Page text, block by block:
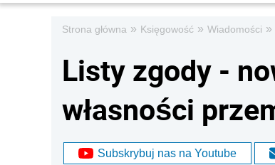
Strona główna » Księgowość » Wiadomości »
Listy zgody -
własności
Subskrybuj nas na Youtube